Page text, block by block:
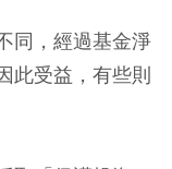
同，經過基金淨
此受益，有些則